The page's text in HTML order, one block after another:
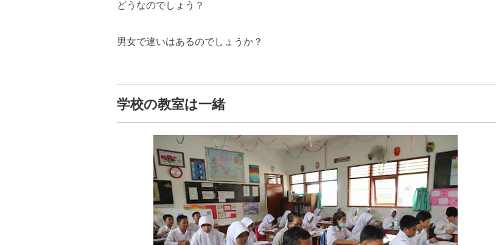
どうなのでしょう？
男女で違いはあるのでしょうか？
学校の教室は一緒